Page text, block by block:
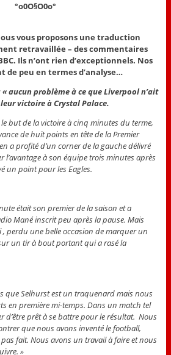
°o0O§O0o°
vous proposons une traduction
retravaillée – des commentaires
Ils n’ont rien d’exceptionnels. Nos
de peu en termes d’analyse…
« aucun problème à ce que Liverpool n’ait
victoire à Crystal Palace.
but de la victoire à cinq minutes du terme,
de huit points en tête de la Premier
a profité d’un corner de la gauche délivré
l’avantage à son équipe trois minutes après
un point pour les Eagles.
était son premier de la saison et a
Mané inscrit peu après la pause. Mais
, perdu une belle occasion de marquer un
un tir à bout portant qui a rasé la
que Selhurst est un traquenard mais nous
en première mi-temps. Dans un match tel
d’être prêt à se battre pour le résultat. Nous
que nous avons inventé le football,
fait. Nous avons un travail à faire et nous
»